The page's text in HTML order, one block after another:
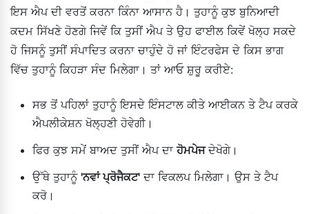
ਇਸ ਐਪ ਦੀ ਵਰਤੋਂ ਕਰਨਾ ਕਿੰਨਾ ਆਸਾਨ ਹੈ। ਤੁਹਾਨੂੰ ਕੁਝ ਬੁਨਿਆਦੀ
ਕਦਮ ਸਿੱਖਣੇ ਹੋਣਗੇ ਜਿਵੇਂ ਕਿ ਤੁਸੀਂ ਐਪ ਤੇ ਉਹ ਫਾਈਲ ਕਿਵੇਂ ਖੋਲ੍ਹ ਸਕਦੇ
ਹੋ ਜਿਸਨੂੰ ਤੁਸੀਂ ਸੰਪਾਦਿਤ ਕਰਨਾ ਚਾਹੁੰਦੇ ਹੋ ਜਾਂ ਇੰਟਰਫੇਸ ਦੇ ਕਿਸ ਭਾਗ
ਵਿੱਚ ਤੁਹਾਨੂੰ ਕਿਹੜਾ ਸੰਦ ਮਿਲੇਗਾ। ਤਾਂ ਆਓ ਸ਼ੁਰੂ ਕਰੀਏ:
ਸਭ ਤੋਂ ਪਹਿਲਾਂ ਤੁਹਾਨੂੰ ਇਸਦੇ ਇੰਸਟਾਲ ਕੀਤੇ ਆਈਕਨ ਤੇ ਟੈਪ ਕਰਕੇ
ਐਪਲੀਕੇਸ਼ਨ ਖੋਲ੍ਹਣੀ ਹੋਵੇਗੀ।
ਫਿਰ ਕੁਝ ਸਮੇਂ ਬਾਅਦ ਤੁਸੀਂ ਐਪ ਦਾਹੋਮਪੇਜਦੇਖੋਗੇ।
ਉੱਥੇ ਤੁਹਾਨੂੰ 'ਨਵਾਂ ਪ੍ਰੋਜੈਕਟ' ਦਾ ਵਿਕਲਪ ਮਿਲੇਗਾ। ਉਸ ਤੇ ਟੈਪ
ਕਰੋ।